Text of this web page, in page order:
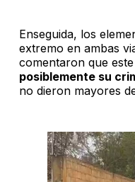
Enseguida, los
extremo en ambas
comentaron que
posiblemente su
no dieron mayores